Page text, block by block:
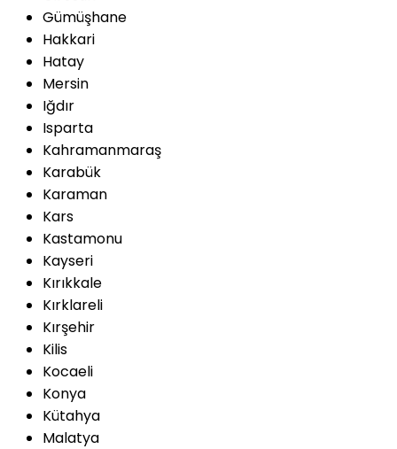
Gümüşhane
Hakkari
Hatay
Mersin
Iğdır
Isparta
Kahramanmaraş
Karabük
Karaman
Kars
Kastamonu
Kayseri
Kırıkkale
Kırklareli
Kırşehir
Kilis
Kocaeli
Konya
Kütahya
Malatya